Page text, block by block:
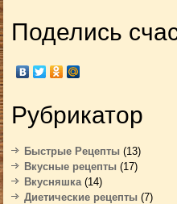
Поделись
Рубрикатор
Быстрые Рецепты (13)
Вкусные рецепты (17)
Вкусняшка(14)
Диетические рецепты (7)